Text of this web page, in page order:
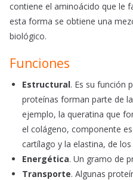
contiene el aminoácido que le
esta forma se obtiene una
biológico.
Funciones
Estructural. Es su función
proteínas forman parte de
ejemplo, la queratina que
el colágeno, componente
cartílago y la elastina, de
Energética. Un gramo de
Transporte. Algunas